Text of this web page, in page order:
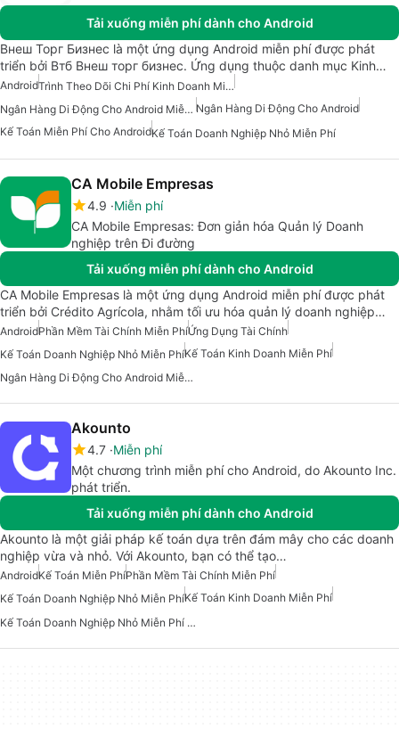
Tải xuống miễn phí dành cho Android
Внеш Торг Бизнес là một ứng dụng Android miễn phí được phát
triển bởi Втб Внеш торг бизнес. Ứng dụng thuộc danh mục Kinh…
Android
Trình Theo Dõi Chi Phí Kinh Doanh Miễn Phí
Ngân Hàng Di Động Cho Android Miễn Phí Ngân Hàng Di Động Cho Android
Kế Toán Miễn Phí Cho AndroidKế Toán Doanh Nghiệp Nhỏ Miễn Phí
CA Mobile Empresas
4.9 Miễn phí
CA Mobile Empresas: Đơn giản hóa Quản lý Doanh
nghiệp trên Đi đường
Tải xuống miễn phí dành cho Android
CA Mobile Empresas là một ứng dụng Android miễn phí được phát
triển bởi Crédito Agrícola, nhằm tối ưu hóa quản lý doanh nghiệp…
AndroidPhần Mềm Tài Chính Miễn PhíỨng Dụng Tài Chính
Kế Toán Doanh Nghiệp Nhỏ Miễn PhíKế Toán Kinh Doanh Miễn Phí
Ngân Hàng Di Động Cho Android Miễn Phí
Akounto
4.7 Miễn phí
Một chương trình miễn phí cho Android, do Akounto Inc.
phát triển.
Tải xuống miễn phí dành cho Android
Akounto là một giải pháp kế toán dựa trên đám mây cho các doanh
nghiệp vừa và nhỏ. Với Akounto, bạn có thể tạo…
AndroidKế Toán Miễn PhíPhần Mềm Tài Chính Miễn Phí
Kế Toán Doanh Nghiệp Nhỏ Miễn PhíKế Toán Kinh Doanh Miễn Phí
Kế Toán Doanh Nghiệp Nhỏ Miễn Phí Cho Android